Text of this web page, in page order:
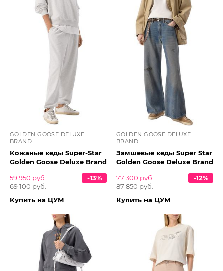
GOLDEN GOOSE DELUXE
BRAND
Кожаные кеды Super-Star
Golden Goose Deluxe Brand
59 950 руб.
69 100 руб.
-13%
Купить на ЦУМ
GOLDEN GOOSE DELUXE
BRAND
Замшевые кеды Super Star
Golden Goose Deluxe Brand
77 300 руб.
87 850 руб.
-12%
Купить на ЦУМ